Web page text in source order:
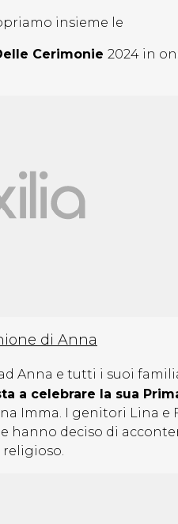
insieme le
Cerimonie 2024 in
di Anna
Anna e tutti i suoi
a celebrare la sua
Imma. I genitori Lina e
hanno deciso di